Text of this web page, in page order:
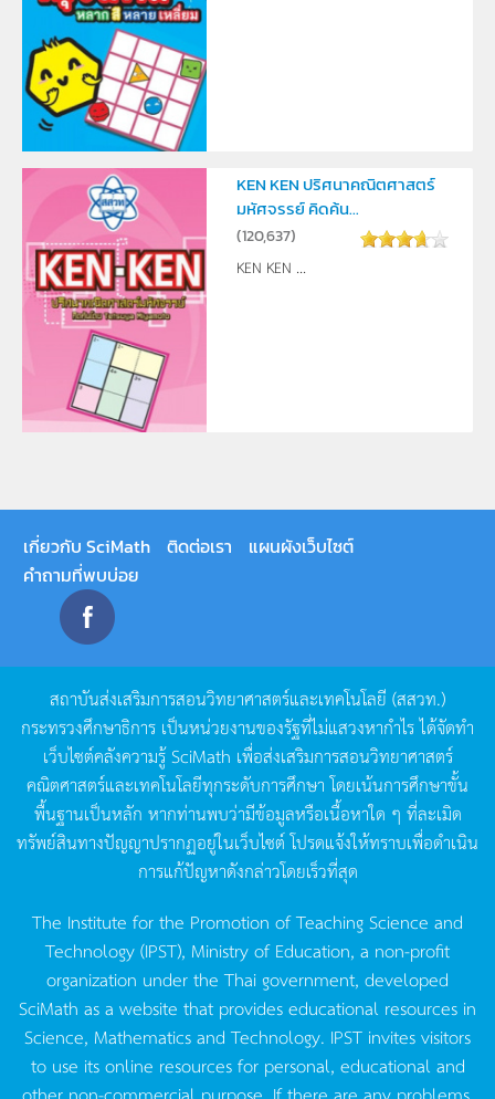
KEN KEN ปริศนาคณิตศาสตร์
มหัศจรรย์ คิดค้น...
(120,637)
KEN KEN ...
เกี่ยวกับ SciMath ติดต่อเรา
แผนผังเว็บไซต์
คำถามที่พบบ่อย
สถาบันส่งเสริมการสอนวิทยาศาสตร์และเทคโนโลยี (สสวท.)
กระทรวงศึกษาธิการ เป็นหน่วยงานของรัฐที่ไม่แสวงหากำไรได้จัดทำ
เว็บไซต์คลังความรู้SciMath เพื่อส่งเสริมการสอนวิทยาศาสตร์
คณิตศาสตร์และเทคโนโลยีทุกระดับการศึกษา โดยเน้นการศึกษาขั้น
พื้นฐานเป็นหลัก หากท่านพบว่ามีข้อมูลหรือเนื้อหาใด ๆ ที่ละเมิด
ทรัพย์สินทางปัญญาปรากฏอยู่ในเว็บไซต์โปรดแจ้งให้ทราบเพื่อดำเนิน
การแก้ปัญหาดังกล่าวโดยเร็วที่สุด
The Institute for the Promotion of Teaching Science and
Technology (IPST), Ministry of Education, a non-profit
organization under the Thai government, developed
SciMath as a website that provides educational resources in
Science, Mathematics and Technology. IPST invites visitors
to use its online resources for personal, educational and